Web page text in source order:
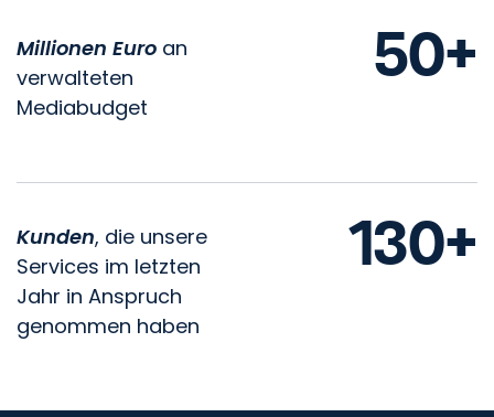
Millionen Euro an
verwalteten
Mediabudget
50+
Kunden, die unsere
Services im letzten
Jahr in Anspruch
genommen haben
130+